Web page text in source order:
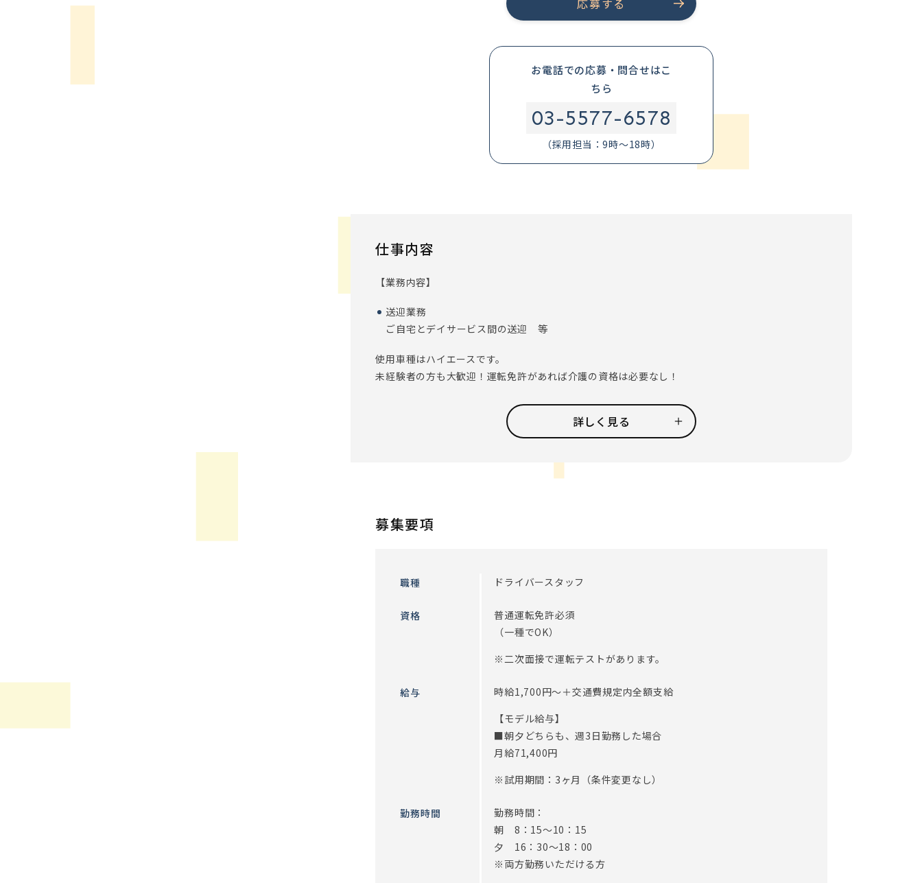
応募する
お電話での応募・問合せはこ
ちら
03-5577-6578
（採用担当：9時～18時）
仕事内容
【業務内容】
送迎業務
ご自宅とデイサービス間の送迎 等
使用車種はハイエースです。
未経験者の方も大歓迎！運転免許があれば介護の資格は必要なし！
コミュニケーションを取ることが好きな方！
積極的にコミュニケーションが取れる方！
※従事すべき業務の変更：あり（変更範囲：会社の定める業務）
詳しく見る
募集要項
職種 ドライバースタッフ
資格
普通運転免許必須
（一種でOK）
※二次面接で運転テストがあります。
給与
時給1,700円～＋交通費規定内全額支給
【モデル給与】
■朝夕どちらも、週3日勤務した場合
月給71,400円
※試用期間：3ヶ月（条件変更なし）
勤務時間
勤務時間：
朝 8：15～10：15
夕 16：30～18：00
※両方勤務いただける方